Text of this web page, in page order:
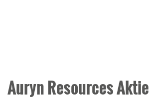
Auryn Resources Aktie